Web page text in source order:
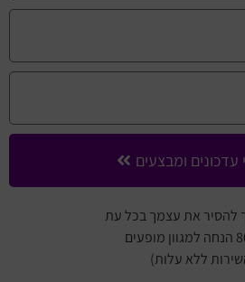
עדכונים ומבצעים
להסיר את עצמך בכל עת
ללא עלות)